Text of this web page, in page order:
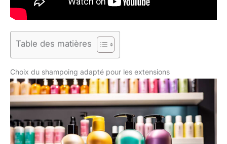
Table des matières
Choix du shampoing adapté pour les extensions